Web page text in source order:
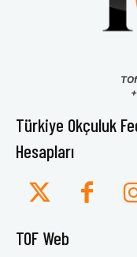
Türkiye Okçuluk
Hesapları
TOF Web